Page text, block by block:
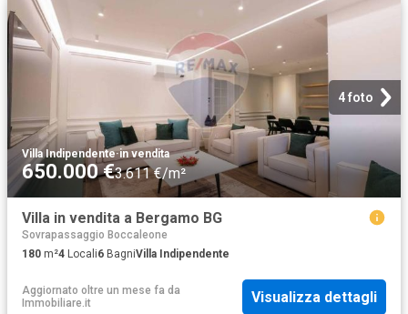
4 foto
Villa Indipendente·in vendita
650.000 €3.611 €/m²
Villa in vendita a Bergamo BG
Sovrapassaggio Boccaleone
180 m²4 Locali6 BagniVilla Indipendente
Aggiornato oltre un mese fa da
Immobiliare.it
Visualizza dettagli